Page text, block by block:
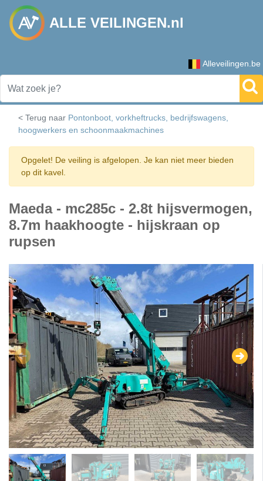
ALLE VEILINGEN.nl
Alleveilingen.be
< Terug naar Pontonboot, vorkheftrucks, bedrijfswagens,
hoogwerkers en schoonmaakmachines
Opgelet! De veiling is afgelopen. Je kan niet meer bieden
op dit kavel.
Maeda - mc285c - 2.8t hijsvermogen,
8.7m haakhoogte - hijskraan op
rupsen